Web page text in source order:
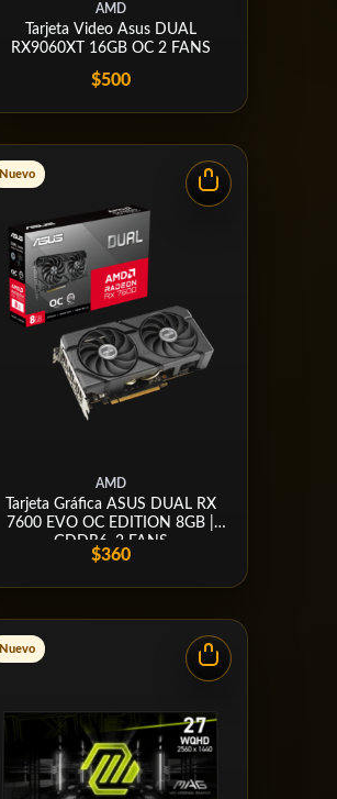
AMD
Tarjeta Video Asus DUAL
RX9060XT 16GB OC 2 FANS
$500
Nuevo
AMD
Tarjeta Gráfica ASUS DUAL RX
7600 EVO OC EDITION 8GB |
GDDR6, 2 FANS
$360
Nuevo